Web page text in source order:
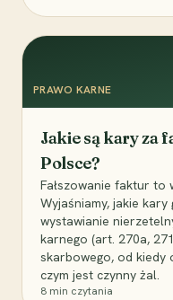
PRAWO KARNE
Jakie są kary za
Polsce?
Fałszowanie faktur to
Wyjaśniamy, jakie
wystawianie
karnego (art. 270a,
skarbowego, od kiedy
czym jest czynny żal.
8 min czytania